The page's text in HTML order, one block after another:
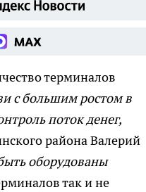
терминалов
с большим ростом в
поток денег,
района Валерий
оборудованы
так и не